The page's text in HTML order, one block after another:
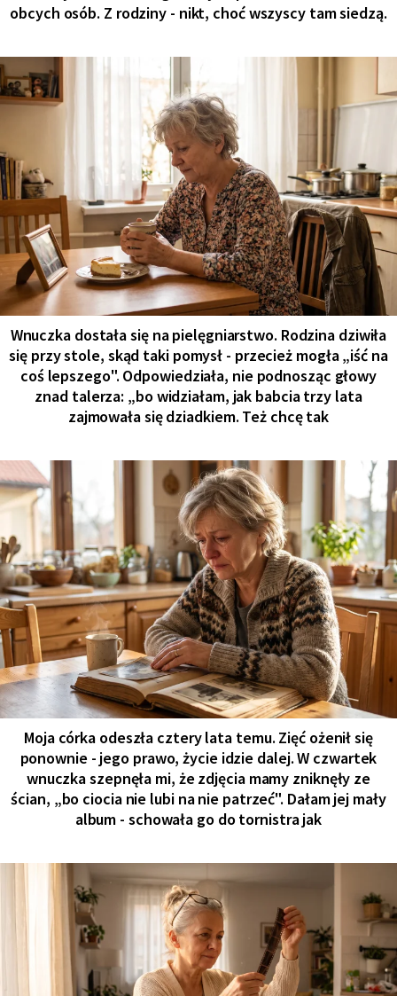
obcych osób. Z rodziny - nikt, choć wszyscy tam siedzą.
Wnuczka dostała się na pielęgniarstwo. Rodzina dziwiła
się przy stole, skąd taki pomysł - przecież mogła „iść na
coś lepszego". Odpowiedziała, nie podnosząc głowy
znad talerza: „bo widziałam, jak babcia trzy lata
zajmowała się dziadkiem. Też chcę tak
Moja córka odeszła cztery lata temu. Zięć ożenił się
ponownie - jego prawo, życie idzie dalej. W czwartek
wnuczka szepnęła mi, że zdjęcia mamy zniknęły ze
ścian, „bo ciocia nie lubi na nie patrzeć". Dałam jej mały
album - schowała go do tornistra jak